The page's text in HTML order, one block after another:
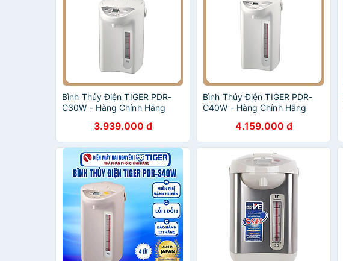
Bình Thủy Điện TIGER PDR-
C30W - Hàng Chính Hãng
3.939.000 đ
Bình Thủy Điện TIGER PDR-
C40W - Hàng Chính Hãng
4.159.000 đ